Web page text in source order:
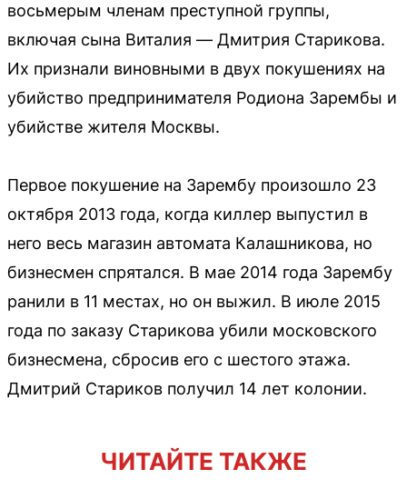
восьмерым членам преступной группы,
включая сына Виталия — Дмитрия Старикова.
Их признали виновными в двух покушениях на
убийство предпринимателя Родиона Зарембы и
убийстве жителя Москвы.
Первое покушение на Зарембу произошло 23
октября 2013 года, когда киллер выпустил в
него весь магазин автомата Калашникова, но
бизнесмен спрятался. В мае 2014 года Зарембу
ранили в 11 местах, но он выжил. В июле 2015
года по заказу Старикова убили московского
бизнесмена, сбросив его с шестого этажа.
Дмитрий Стариков получил 14 лет колонии.
ЧИТАЙТЕ ТАКЖЕ